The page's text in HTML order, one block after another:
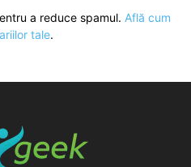
a reduce spamul. Află cum
tale.